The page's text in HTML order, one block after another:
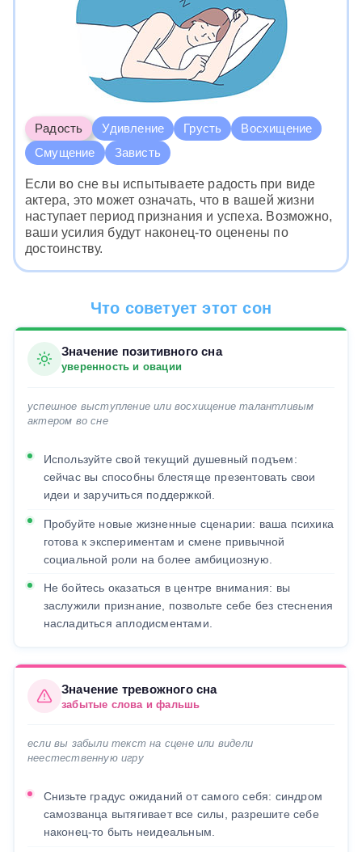
Радость Удивление Грусть
Восхищение
Смущение
Зависть
Если во сне вы испытываете радость при виде
актера, это может означать, что в вашей жизни
наступает период признания и успеха. Возможно,
ваши усилия будут наконец-то оценены по
достоинству.
Что советует этот сон
Значение позитивного сна
уверенность и овации
успешное выступление или восхищение талантливым
актером во сне
Используйте свой текущий душевный подъем:
сейчас вы способны блестяще презентовать свои
идеи и заручиться поддержкой.
Пробуйте новые жизненные сценарии: ваша психика
готова к экспериментам и смене привычной
социальной роли на более амбициозную.
Не бойтесь оказаться в центре внимания: вы
заслужили признание, позвольте себе без стеснения
насладиться аплодисментами.
Значение тревожного сна
забытые слова и фальшь
если вы забыли текст на сцене или видели
неестественную игру
Снизьте градус ожиданий от самого себя: синдром
самозванца вытягивает все силы, разрешите себе
наконец-то быть неидеальным.